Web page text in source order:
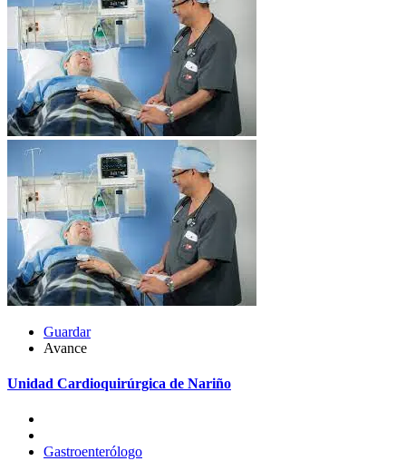
Guardar
Avance
Unidad Cardioquirúrgica de Nariño
Gastroenterólogo